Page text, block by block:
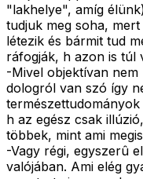
"lakhelye", amíg
tudjuk meg soha,
létezik és bármit tud
ráfogják, h azon is túl
-Mivel objektívan nem
dologról van szó így
h az egész csak
többek, mint ami
-Vagy régi, egyszerû
valójában. Ami elég